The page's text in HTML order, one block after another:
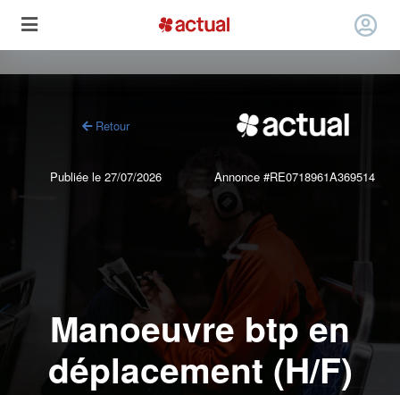
Retour
Publiée le 27/07/2026 Annonce #RE0718961A369514
Manoeuvre btp en
déplacement (H/F)